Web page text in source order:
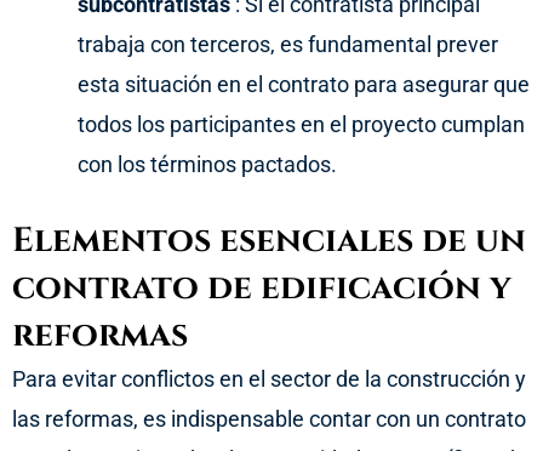
trabaja con terceros, es fundamental prever
esta situación en el contrato para asegurar que
todos los participantes en el proyecto cumplan
con los términos pactados.
Elementos esenciales de un
contrato de edificación y
reformas
Para evitar conflictos en el sector de la construcción y
las reformas, es indispensable contar con un contrato